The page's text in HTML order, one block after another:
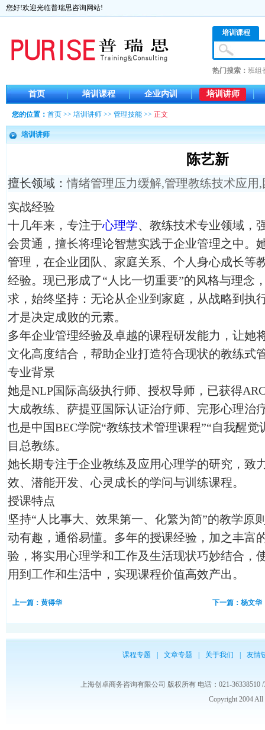
您好!欢迎光临普瑞思咨询网站!
培训课程
热门搜索： 班组
首页 培训课程 企业内训 培训讲师
您的位置： 首页 >> 培训讲师 >> 管理技能 >> 正文
培训讲师
陈艺新
擅长领域：情绪管理压力缓解,管理教练技术应用,
实战经验
十几年来，专注于心理学、教练技术专业领域，
会贯通，擅长将理论智慧实践于企业管理之中。
管理，在企业团队、家庭关系、个人身心成长等
经验。现已形成了“人比一切重要”的风格与理念
求，始终坚持：无论从企业到家庭，从战略到执
才是决定成败的元素。
多年企业管理经验及卓越的课程研发能力，让她
文化高度结合，帮助企业打造符合现状的教练式
专业背景
她是NLP国际高级执行师、授权导师，已获得
大成教练、萨提亚国际认证治疗师、完形心理治
也是中国BEC学院“教练技术管理课程”“自我醒觉
目总教练。
她长期专注于企业教练及应用心理学的研究，致
效、潜能开发、心灵成长的学问与训练课程。
授课特点
坚持“人比事大、效果第一、化繁为简”的教学原
动有趣，通俗易懂。多年的授课经验，加之丰富
验，将实用心理学和工作及生活现状巧妙结合，
用到工作和生活中，实现课程价值高效产出。
上一篇：黄得华 下一篇：杨文华
课程专题 文章专题 关于我们 友情
上海创卓商务咨询有限公司 版权所有 电话：021-36338510 /
Copyright 2004 All